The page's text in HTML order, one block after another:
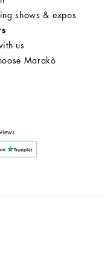
shows & expos
us
Marakò